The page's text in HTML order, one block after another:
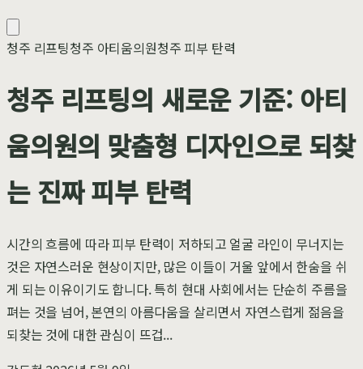
청주 리프팅청주 아티움의원청주 피부 탄력
청주 리프팅의 새로운 기준: 아티
움의원의 맞춤형 디자인으로 되찾
는 진짜 피부 탄력
시간의 흐름에 따라 피부 탄력이 저하되고 얼굴 라인이 무너지는
것은 자연스러운 현상이지만, 많은 이들이 거울 앞에서 한숨을 쉬
게 되는 이유이기도 합니다. 특히 현대 사회에서는 단순히 주름을
펴는 것을 넘어, 본연의 아름다움을 살리면서 자연스럽게 젊음을
되찾는 것에 대한 관심이 뜨겁...